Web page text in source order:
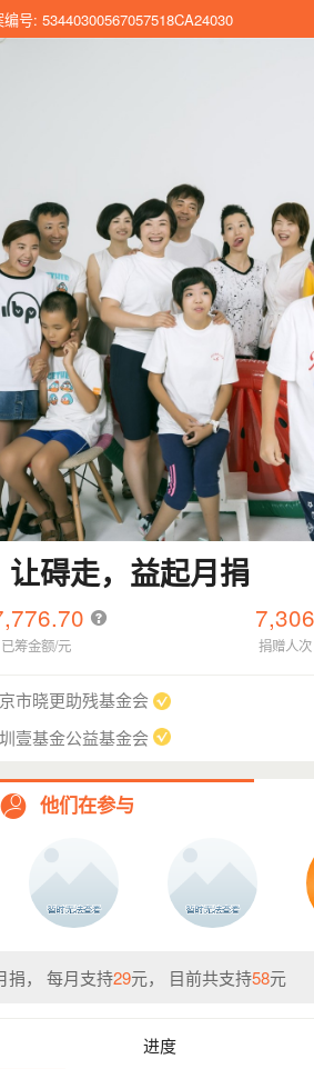
号: 53440300567057518CA24030
让碍走，益起月捐
已筹金额/元
7,306
捐赠人次
市晓更助残基金会
壹基金公益基金会
他们在参与
捐， 每月支持29元， 目前共支持58元
进度